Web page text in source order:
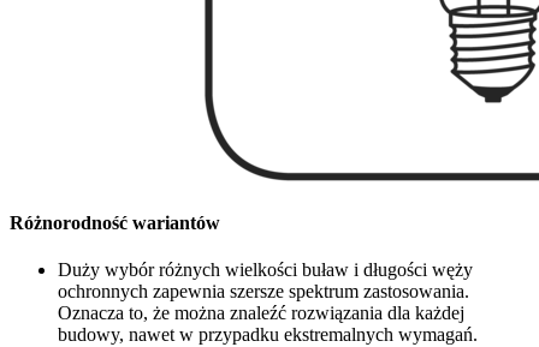
Różnorodność wariantów
Duży wybór różnych wielkości buław i długości węży
ochronnych zapewnia szersze spektrum zastosowania.
Oznacza to, że można znaleźć rozwiązania dla każdej
budowy, nawet w przypadku ekstremalnych wymagań.